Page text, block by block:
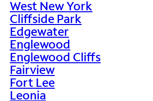
West New York
Cliffside Park
Edgewater
Englewood
Englewood Cliffs
Fairview
Fort Lee
Leonia